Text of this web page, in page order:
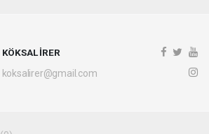
KÖKSAL İRER
koksalirer@gmail.com